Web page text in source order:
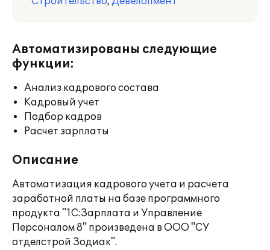
Автоматизированы следующие
функции:
Анализ кадрового состава
Кадровый учет
Подбор кадров
Расчет зарплаты
Описание
Автоматизация кадрового учета и расчета
заработной платы на базе программного
продукта "1С:Зарплата и Управление
Персоналом 8" произведена в ООО "СУ
отделстрой Зодиак".